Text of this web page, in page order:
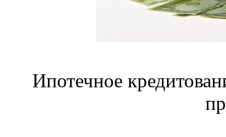
Ипотечное